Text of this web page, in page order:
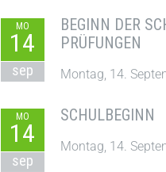
MO
14
sep
BEGINN DER
PRÜFUNGEN
Montag, 14.
MO
14
sep
SCHULBEGINN
Montag, 14.